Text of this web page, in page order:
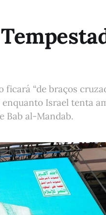
“de braços
Israel tenta
Bab al-Mandab.